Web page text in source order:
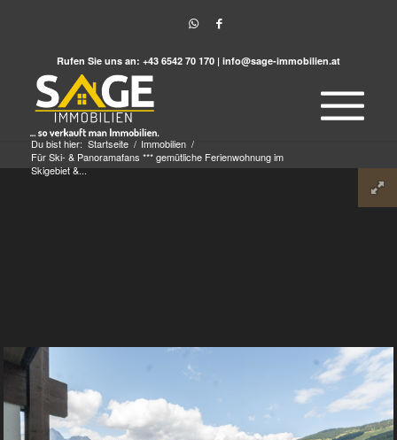
Rufen Sie uns an: +43 6542 70 170 | info@sage-immobilien.at
Du bist hier: Startseite / Immobilien /
Für Ski- & Panoramafans *** gemütliche Ferienwohnung im
Skigebiet &...